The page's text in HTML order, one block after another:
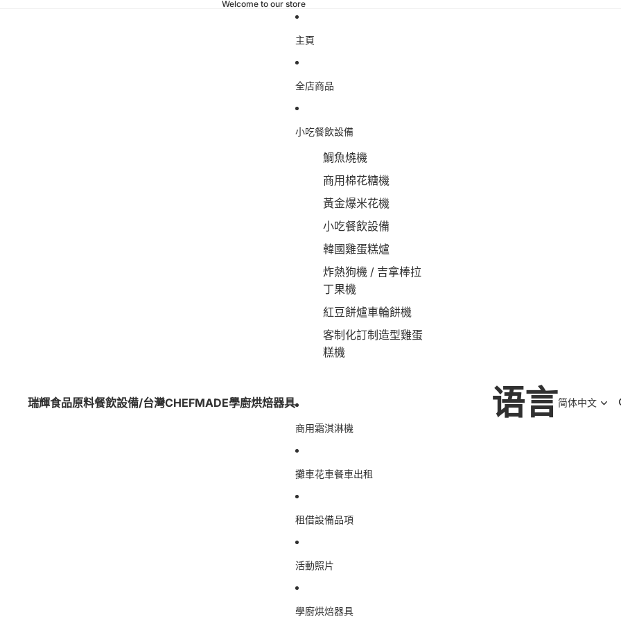
Welcome to our store
瑞輝食品原料餐飲設備/台灣CHEFMADE學廚烘焙器具
主頁
全店商品
小吃餐飲設備
鯛魚燒機
商用棉花糖機
黃金爆米花機
小吃餐飲設備
韓國雞蛋糕爐
炸熱狗機 / 吉拿棒拉
丁果機
紅豆餅爐車輪餅機
客制化訂制造型雞蛋
糕機
商用霜淇淋機
攤車花車餐車出租
租借設備品項
活動照片
學廚烘焙器具
语言